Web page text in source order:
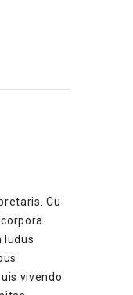
Cu
ludus
vivendo